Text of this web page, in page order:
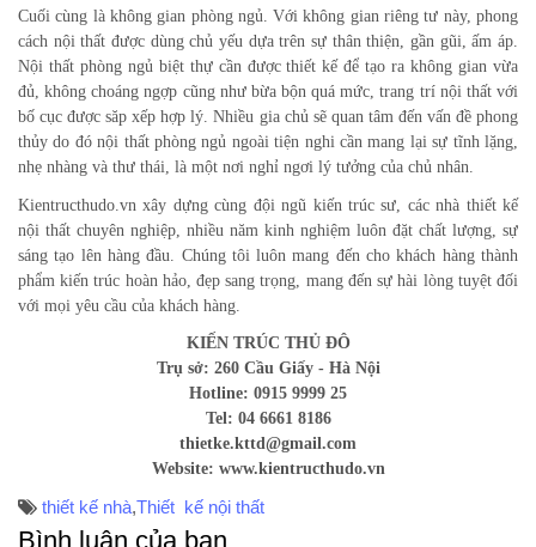
Cuối cùng là không gian phòng ngủ. Với không gian riêng tư này, phong
cách nội thất được dùng chủ yếu dựa trên sự thân thiện, gần gũi, ấm áp.
Nội thất phòng ngủ biệt thự cần được thiết kế để tạo ra không gian vừa
đủ, không choáng ngợp cũng như bừa bộn quá mức, trang trí nội thất với
bố cục được săp xếp hợp lý. Nhiều gia chủ sẽ quan tâm đến vấn đề phong
thủy do đó nội thất phòng ngủ ngoài tiện nghi cần mang lại sự tĩnh lặng,
nhẹ nhàng và thư thái, là một nơi nghỉ ngơi lý tưởng của chủ nhân.
Kientructhudo.vn xây dựng cùng đội ngũ kiến trúc sư, các nhà thiết kế
nội thất chuyên nghiệp, nhiều năm kinh nghiệm luôn đặt chất lượng, sự
sáng tạo lên hàng đầu. Chúng tôi luôn mang đến cho khách hàng thành
phẩm kiến trúc hoàn hảo, đẹp sang trọng, mang đến sự hài lòng tuyệt đối
với mọi yêu cầu của khách hàng.
KIẾN TRÚC THỦ ĐÔ
Trụ sở: 260 Cầu Giấy - Hà Nội
Hotline: 0915 9999 25
Tel: 04 6661 8186
thietke.kttd@gmail.com
Website: www.kientructhudo.vn
thiết kế nhà,Thiết kế nội thất
Bình luận của bạn